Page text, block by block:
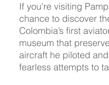
If you're visiting
chance to discover
Colombia’s first
museum that
aircraft he piloted
fearless attempts to